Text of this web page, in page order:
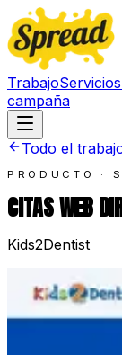
TrabajoServicios
campaña
Todo el
PRODUCTO ·
CITAS WEB
Kids2Dentist